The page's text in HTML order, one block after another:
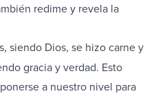
redime y revela la
siendo Dios, se hizo carne y
gracia y verdad. Esto
a nuestro nivel para